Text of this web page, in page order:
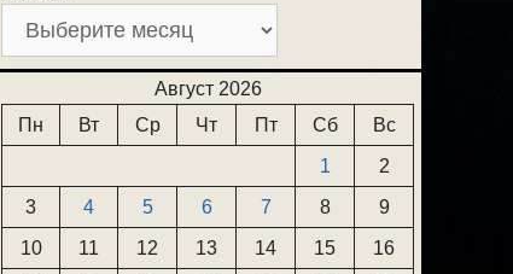
Август 2026
Пн
Вт Ср Чт Пт Сб
Вс
1
2
3
4 5 6 7 8
9
10
11 12 13 14 15
16